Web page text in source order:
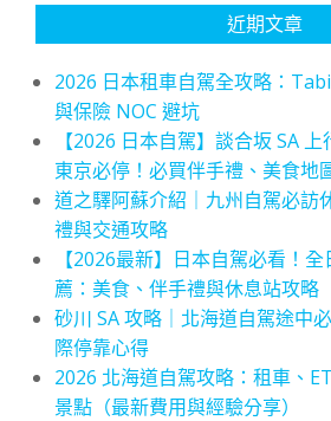
近期文章
2026 日本租車自駕全攻略：
與保險 NOC 避坑
【2026 日本自駕】談合坂 SA
東京必停！必買伴手禮、美食地
道之驛阿蘇介紹｜九州自駕必訪
禮與交通攻略
【2026最新】日本自駕必看！
薦：美食、伴手禮與休息站攻略
砂川 SA 攻略｜北海道自駕途中
際停靠心得
2026 北海道自駕攻略：租車、
景點（最新費用與經驗分享）